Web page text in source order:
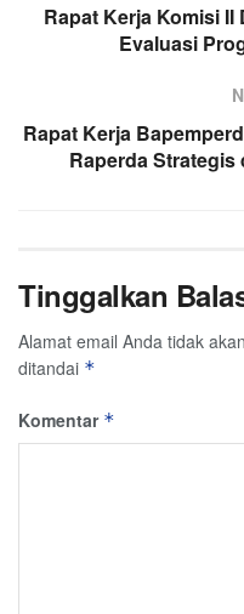
Rapat Kerja Komisi
Evaluasi
Rapat Kerja
Raperda Strategis
Tinggalkan
Alamat email Anda tidak
ditandai *
Komentar *